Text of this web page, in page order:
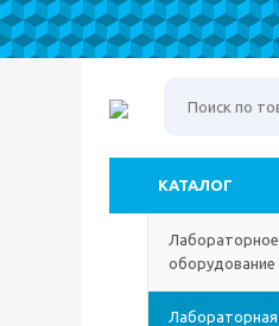
КАТАЛОГ
Лабораторное
оборудование
Лабораторная